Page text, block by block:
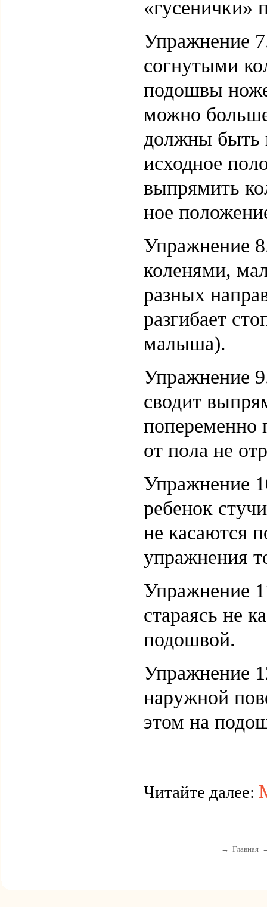
«гусенички»
Упражнение
согнутыми
подошвы
можно
должны быть
исходное
выпрямить
ное
Упражнение
коленями,
разных
разгибает
малыша).
Упражнение
сводит
попеременно
от пола не
Упражнение
ребенок
не касаются
упражнения
Упражнение
стараясь не
подошвой.
Упражнение
наружной
этом на
Читайте далее:
→ Главная